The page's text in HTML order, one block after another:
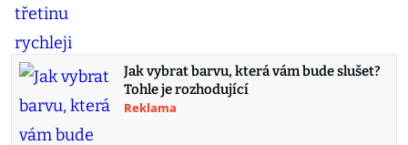
Jak vybrat barvu, která vám bude slušet?
Tohle je rozhodující
Reklama